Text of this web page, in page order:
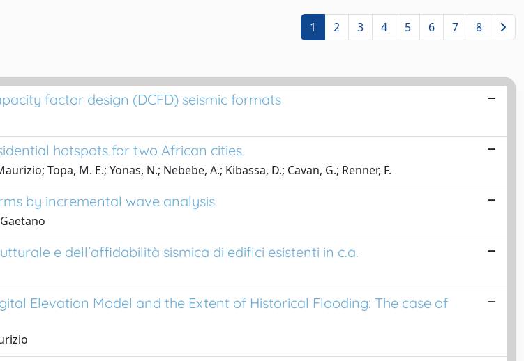
1 2 3 4 5 6 7 8
factor design (DCFD) seismic formats
hotspots for two African cities
Topa, M. E.; Yonas, N.; Nebebe, A.; Kibassa, D.; Cavan, G.; Renner, F.
by incremental wave analysis
e dell'affidabilità sismica di edifici esistenti in c.a.
Elevation Model and the Extent of Historical Flooding: The case of